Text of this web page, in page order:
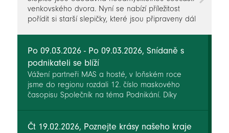
venkovského dvora. Nyní se nabízí příležitost
pořídit si starší slepičky, které jsou připraveny dál
Po 09.03.2026 - Po 09.03.2026, Snídaně s
podnikateli se blíží
Vážení partneři MAS a hosté, v loňském roce
jsme do regionu rozdali 12. číslo maskového
časopisu Společník na téma Podnikání. Díky
sdílet zkušenosti.
Čt 19.02.2026, Poznejte krásy našeho kraje